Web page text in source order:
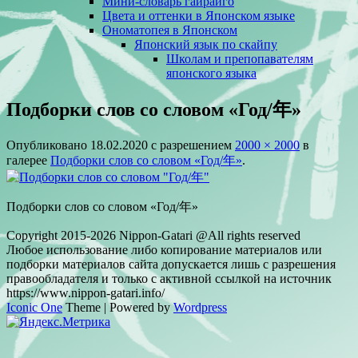
Цвета и оттенки в Японском языке
Ономатопея в Японском
Японский язык по скайпу
Школам и препопавателям
японского языка
Подборки слов со словом «Год/年»
Опубликовано 18.02.2020 с разрешением 2000 × 2000 в
галерее Подборки слов со словом «Год/年».
Подборки слов со словом «Год/年»
Copyright 2015-2026 Nippon-Gatari @All rights reserved
Любое использование либо копирование материалов или
подборки материалов сайта допускается лишь с разрешения
правообладателя и только с активной ссылкой на источник
https://www.nippon-gatari.info/
Iconic OneTheme | Powered byWordpress